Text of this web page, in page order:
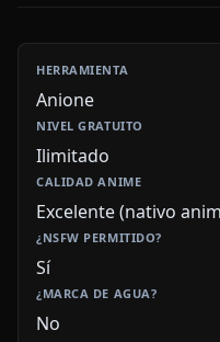
Anione
Ilimitado
Excelente (nativo
Sí
No